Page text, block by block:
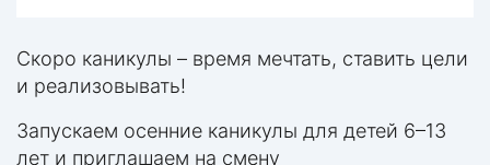
Скоро каникулы – время мечтать, ставить цели
и реализовывать!
Запускаем осенние каникулы для детей 6–13
лет и приглашаем на смену